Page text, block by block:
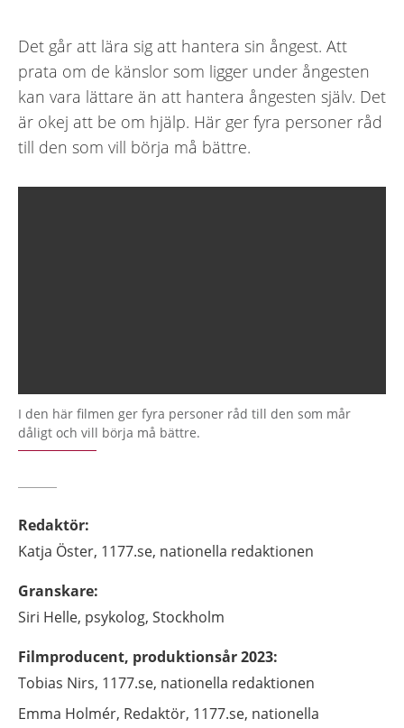
Det går att lära sig att hantera sin ångest. Att
prata om de känslor som ligger under ångesten
kan vara lättare än att hantera ångesten själv. Det
är okej att be om hjälp. Här ger fyra personer råd
till den som vill börja må bättre.
I den här filmen ger fyra personer råd till den som mår
dåligt och vill börja må bättre.
Redaktör:
Katja Öster, 1177.se, nationella redaktionen
Granskare:
Siri Helle, psykolog, Stockholm
Filmproducent, produktionsår 2023:
Tobias Nirs, 1177.se, nationella redaktionen
Emma Holmér, Redaktör, 1177.se, nationella